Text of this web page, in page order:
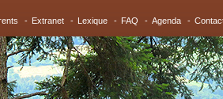
- Extranet - Lexique - FAQ - Agenda -